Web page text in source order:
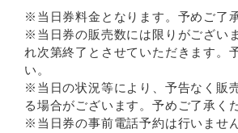
※当日券料金となります。予めご了
※当日券の販売数には限りがござい
れ次第終了とさせていただきます。
い。
※当日の状況等により、予告なく販
る場合がございます。予めご了承く
※当日券の事前電話予約は行いませ